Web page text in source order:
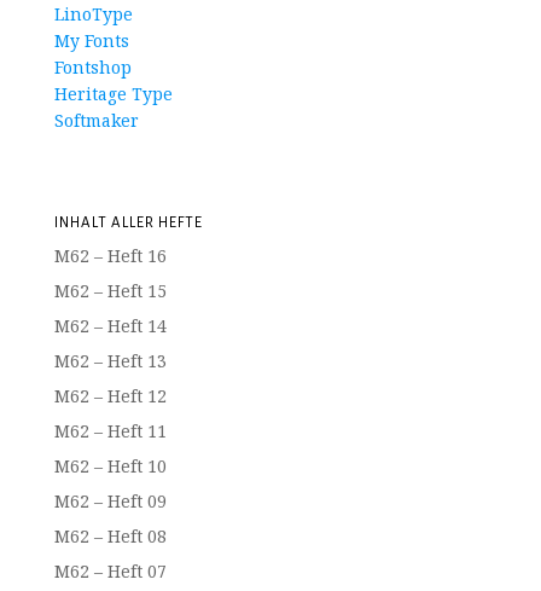
LinoType
My Fonts
Fontshop
Heritage Type
Softmaker
INHALT ALLER HEFTE
M62 – Heft 16
M62 – Heft 15
M62 – Heft 14
M62 – Heft 13
M62 – Heft 12
M62 – Heft 11
M62 – Heft 10
M62 – Heft 09
M62 – Heft 08
M62 – Heft 07